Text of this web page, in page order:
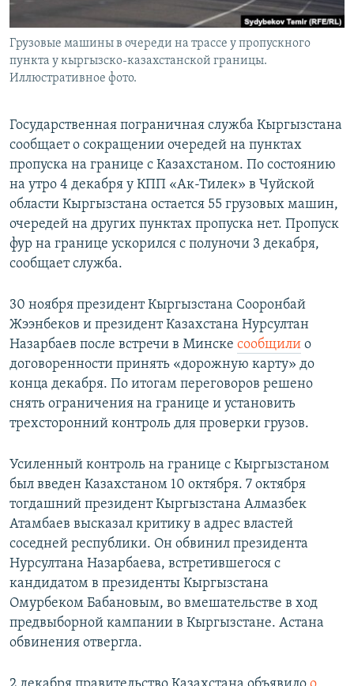
Грузовые машины в очереди на трассе у пропускного
пункта у кыргызско-казахстанской границы.
Иллюстративное фото.
Государственная пограничная служба Кыргызстана
сообщает о сокращении очередей на пунктах
пропуска на границе с Казахстаном. По состоянию
на утро 4 декабря у КПП «Ак-Тилек» в Чуйской
области Кыргызстана остается 55 грузовых машин,
очередей на других пунктах пропуска нет. Пропуск
фур на границе ускорился с полуночи 3 декабря,
сообщает служба.
30 ноября президент Кыргызстана Сооронбай
Жээнбеков и президент Казахстана Нурсултан
Назарбаев после встречи в Минске сообщили о
договоренности принять «дорожную карту» до
конца декабря. По итогам переговоров решено
снять ограничения на границе и установить
трехсторонний контроль для проверки грузов.
Усиленный контроль на границе с Кыргызстаном
был введен Казахстаном 10 октября. 7 октября
тогдашний президент Кыргызстана Алмазбек
Атамбаев высказал критику в адрес властей
соседней республики. Он обвинил президента
Нурсултана Назарбаева, встретившегося с
кандидатом в президенты Кыргызстана
Омурбеком Бабановым, во вмешательстве в ход
предвыборной кампании в Кыргызстане. Астана
обвинения отвергла.